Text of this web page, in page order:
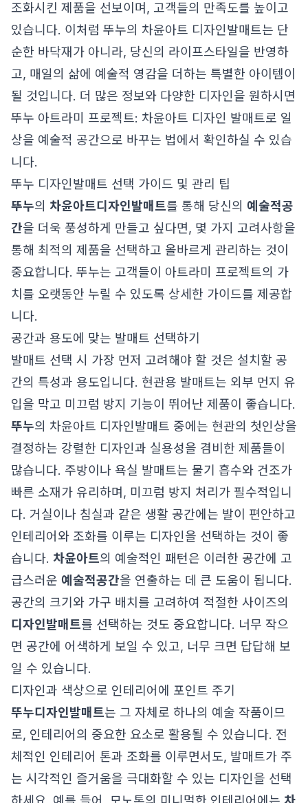
조화시킨 제품을 선보이며, 고객들의 만족도를 높이고
있습니다. 이처럼 뚜누의 차윤아트 디자인발매트는 단
순한 바닥재가 아니라, 당신의 라이프스타일을 반영하
고, 매일의 삶에 예술적 영감을 더하는 특별한 아이템이
될 것입니다. 더 많은 정보와 다양한 디자인을 원하시면
뚜누 아트라미 프로젝트: 차윤아트 디자인 발매트로 일
상을 예술적 공간으로 바꾸는 법에서 확인하실 수 있습
니다.
뚜누 디자인발매트 선택 가이드 및 관리 팁
뚜누의 차윤아트디자인발매트를 통해 당신의 예술적공
간을 더욱 풍성하게 만들고 싶다면, 몇 가지 고려사항을
통해 최적의 제품을 선택하고 올바르게 관리하는 것이
중요합니다. 뚜누는 고객들이 아트라미 프로젝트의 가
치를 오랫동안 누릴 수 있도록 상세한 가이드를 제공합
니다.
공간과 용도에 맞는 발매트 선택하기
발매트 선택 시 가장 먼저 고려해야 할 것은 설치할 공
간의 특성과 용도입니다. 현관용 발매트는 외부 먼지 유
입을 막고 미끄럼 방지 기능이 뛰어난 제품이 좋습니다.
뚜누의 차윤아트 디자인발매트 중에는 현관의 첫인상을
결정하는 강렬한 디자인과 실용성을 겸비한 제품들이
많습니다. 주방이나 욕실 발매트는 물기 흡수와 건조가
빠른 소재가 유리하며, 미끄럼 방지 처리가 필수적입니
다. 거실이나 침실과 같은 생활 공간에는 발이 편안하고
인테리어와 조화를 이루는 디자인을 선택하는 것이 좋
습니다. 차윤아트의 예술적인 패턴은 이러한 공간에 고
급스러운 예술적공간을 연출하는 데 큰 도움이 됩니다.
공간의 크기와 가구 배치를 고려하여 적절한 사이즈의
디자인발매트를 선택하는 것도 중요합니다. 너무 작으
면 공간에 어색하게 보일 수 있고, 너무 크면 답답해 보
일 수 있습니다.
디자인과 색상으로 인테리어에 포인트 주기
뚜누디자인발매트는 그 자체로 하나의 예술 작품이므
로, 인테리어의 중요한 요소로 활용될 수 있습니다. 전
체적인 인테리어 톤과 조화를 이루면서도, 발매트가 주
는 시각적인 즐거움을 극대화할 수 있는 디자인을 선택